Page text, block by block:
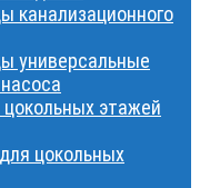
канализационного
универсальные
этажей
цокольных